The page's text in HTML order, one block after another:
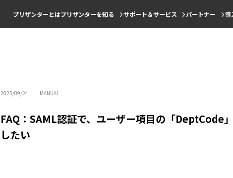
プリザンターとはプリザンターを知る サポート＆サービス パートナー 導
2025/09/24 MANUAL
FAQ：SAML認証で、ユーザー項目の「DeptCode
したい